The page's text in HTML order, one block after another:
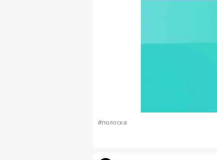
#полоска